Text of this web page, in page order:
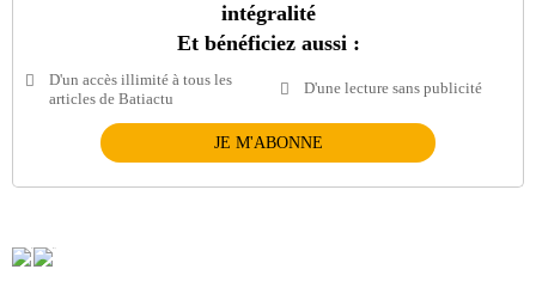
intégralité
Et bénéficiez aussi :
D'un accès illimité à tous les
articles de Batiactu
D'une lecture sans publicité
JE M'ABONNE